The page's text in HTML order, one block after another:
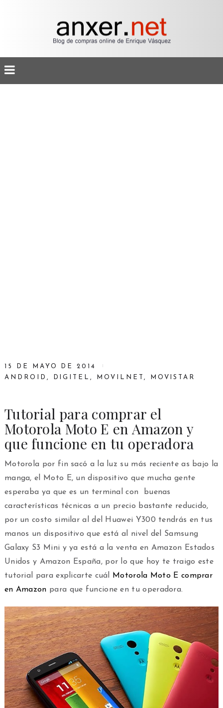
15 DE MAYO DE 2014
ANDROID , DIGITEL, MOVILNET , MOVISTAR
Tutorial para comprar el
Motorola Moto E en Amazon y
que funcione en tu operadora
Motorola por fin sacó a la luz su más reciente as bajo la
manga, el Moto E, un dispositivo que mucha gente
esperaba ya que es un terminal con buenas
características técnicas a un precio bastante reducido,
por un costo similar al del Huawei Y300 tendrás en tus
manos un dispositivo que está al nivel del Samsung
Galaxy S3 Mini y ya está a la venta en Amazon Estados
Unidos y Amazon España, por lo que hoy te traigo este
tutorial para explicarte cuál
Motorola Moto E comprar
en Amazon para que funcione en tu operadora.